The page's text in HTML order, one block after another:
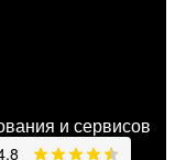
и сервисов